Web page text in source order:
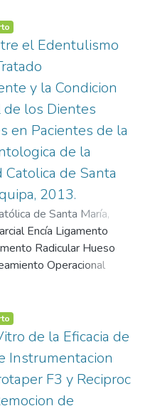
Prostodoncia
Identificación Estudio
Métodos Desastres
Operacional y
el Edentulismo
y la Condicion
los Dientes
en Pacientes de la
de la
de Santa
2013.
de Santa María,
Chang Palomino, Zaidy
Encía Ligamento
Radicular Hueso
Operacional
de la Eficacia de
Instrumentacion
F3 y Reciproc
de